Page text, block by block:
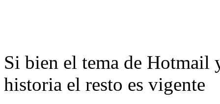
Si bien el tema de Hotmail
historia el resto es vigente